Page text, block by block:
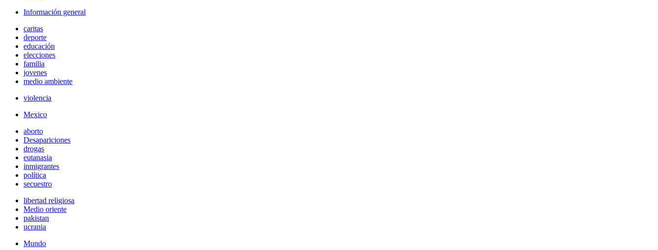
Información general
caritas
deporte
educación
elecciones
familia
jovenes
medio ambiente
violencia
Mexico
aborto
Desapariciones
drogas
eutanasia
inmigrantes
política
secuestro
libertad religiosa
Medio oriente
pakistan
ucrania
Mundo